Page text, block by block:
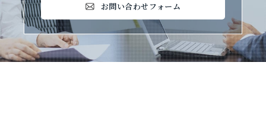
お問い合わせフォーム